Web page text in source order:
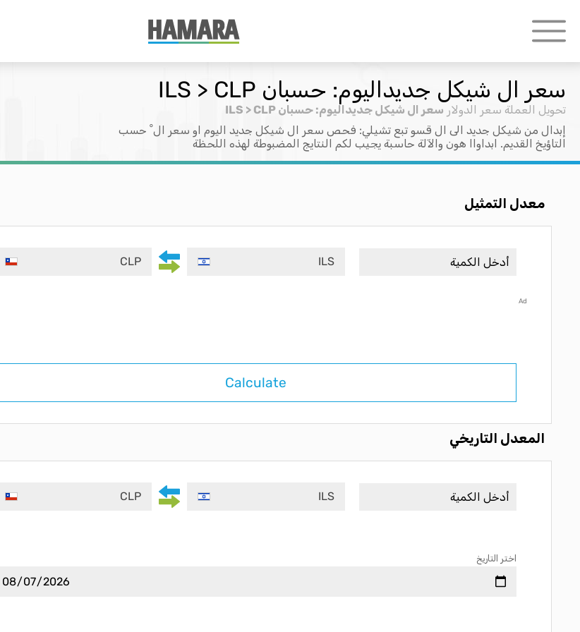
سعر ال شيكل جديداليوم: حسبان ILS > CLP
تحويل العملة سعر الدولار سعر ال شيكل جديداليوم: حسبان ILS > CLP
إبدال من شيكل جديد الى ال قسو تبع تشيلي: فحص سعر ال شيكل جديد اليوم او سعر ال ْ حسب
التاؤيخ القديم. ابداواا هون والآلة حاسبة يجيب لكم النتايج المضبوطة لهذه اللحظة
معدل التمثيل
ILS
CLP
Ad
Calculate
المعدل التاريخي
ILS
CLP
اختر التاريخ